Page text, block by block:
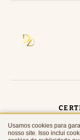
Usamos cookies para
nosso site. Isso inclui